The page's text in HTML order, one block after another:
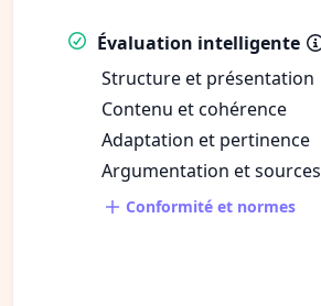
Évaluation intelligente
Structure et présentation
Contenu et cohérence
Adaptation et pertinence
Argumentation et sources
Conformité et normes